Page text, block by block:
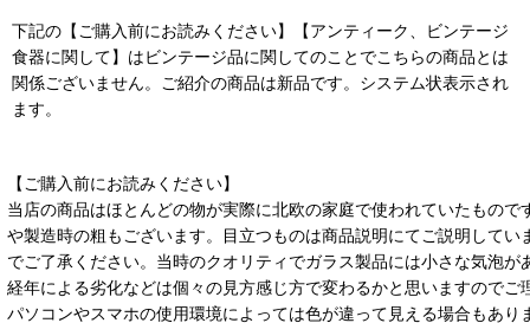
下記の【ご購入前にお読みください】【アンティーク、ビンテージ
食器に関して】はビンテージ品に関してのことでこちらの商品とは
関係ございません。ご紹介の商品は新品です。システム状表示され
ます。
【ご購入前にお読みください】
当店の商品はほとんどの物が実際に北欧の家庭で使われていたもの
や製造時の粗もございます。目立つものは商品説明にてご説明して
でご了承ください。当時のクオリティでガラス製品には小さな気泡が
経年による劣化などは個々の見方感じ方で変わるかと思いますのでご
パソコンやスマホの使用環境によっては色が違って見える場合もあ